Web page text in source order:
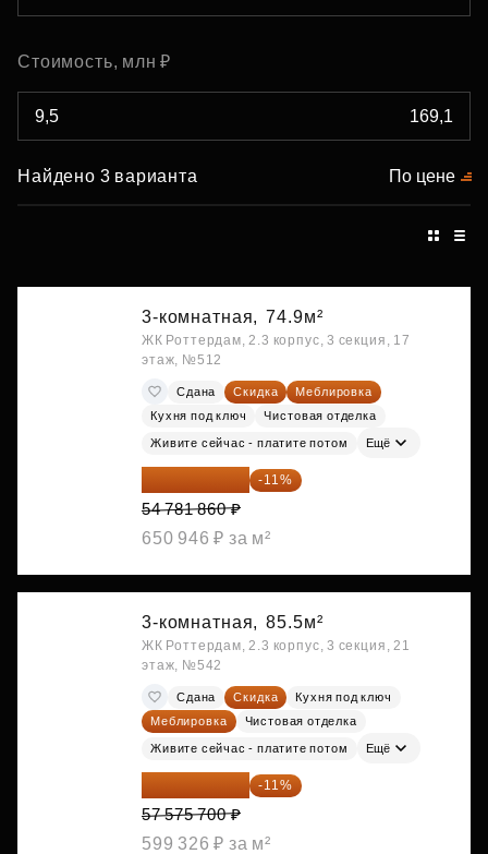
Стоимость, млн ₽
Найдено 3 варианта По цене
3-комнатная, 74.9м²
ЖК Роттердам, 2.3 корпус, 3 секция, 17
этаж, №512
Сдана Скидка
Меблировка
Кухня под ключ
Чистовая отделка
Живите сейчас - платите потом Ещё
48 755 855 ₽ -11%
54 781 860 ₽
650 946 ₽ за м²
3-комнатная, 85.5м²
ЖК Роттердам, 2.3 корпус, 3 секция, 21
этаж, №542
Сдана Скидка
Кухня под ключ
Меблировка
Чистовая отделка
Живите сейчас - платите потом Ещё
51 242 373 ₽ -11%
57 575 700 ₽
599 326 ₽ за м²